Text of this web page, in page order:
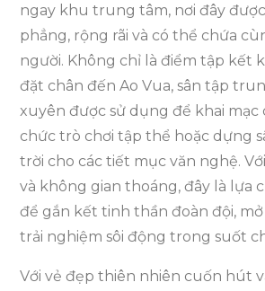
ngay khu trung tâm, nơi đây
phẳng, rộng rãi và có thể chứa
người. Không chỉ là điểm tập kết
đặt chân đến Ao Vua, sân tập
xuyên được sử dụng để khai
chức trò chơi tập thể hoặc dựng
trời cho các tiết mục văn nghệ.
và không gian thoáng, đây là lựa
để gắn kết tinh thần đoàn đội,
trải nghiệm sôi động trong suốt
Với vẻ đẹp thiên nhiên cuốn hút